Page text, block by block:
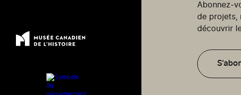
Abonnez-
de projets,
découvrir